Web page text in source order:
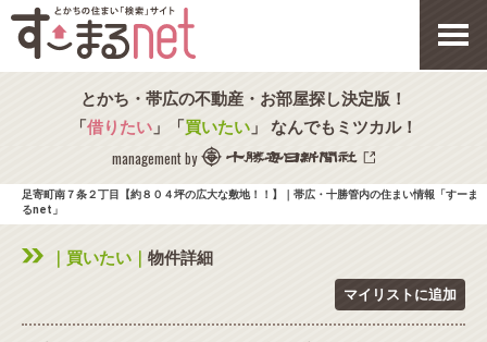
とかち・帯広の不動産・お部屋探し決定版！
「借りたい」「買いたい」 なんでもミツカル！
management by
足寄町南７条２丁目【約８０４坪の広大な敷地！！】｜帯広・十勝管内の住まい情報「すーま
るnet」
｜買いたい｜ 物件詳細
マイリストに追加